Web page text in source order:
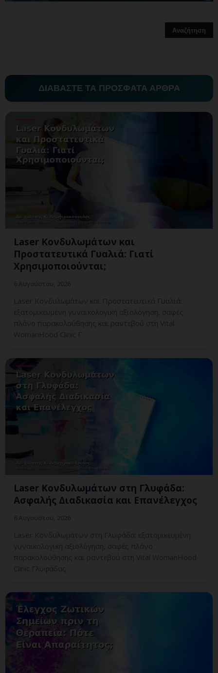
ΔΙΑΒΑΣΤΕ ΤΑ ΠΡΟΣΦΑΤΑ ΑΡΘΡΑ
Laser Κονδυλωμάτων και
Προστατευτικά Γυαλιά: Γιατί
Χρησιμοποιούνται;
Laser Κονδυλωμάτων και Προστατευτικά Γυαλιά:
εξατομικευμένη γυναικολογική αξιολόγηση, σαφές
πλάνο παρακολούθησης και ραντεβού στη Vital
WomanHood Clinic Γ
Laser Κονδυλωμάτων στη Γλυφάδα:
Ασφαλής Διαδικασία και Επανέλεγχος
Laser Κονδυλωμάτων στη Γλυφάδα: εξατομικευμένη
γυναικολογική αξιολόγηση, σαφές πλάνο
παρακολούθησης και ραντεβού στη Vital WomanHood
Clinic Γλυφάδας.